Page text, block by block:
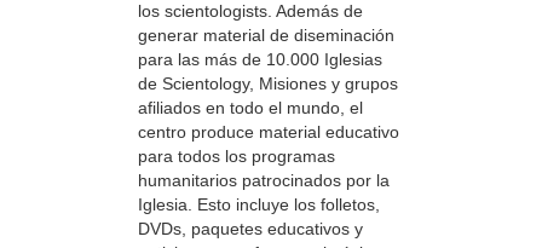
los scientologists. Además de
generar material de diseminación
para las más de 10.000 Iglesias
de Scientology, Misiones y grupos
afiliados en todo el mundo, el
centro produce material educativo
para todos los programas
humanitarios patrocinados por la
Iglesia. Esto incluye los folletos,
DVDs, paquetes educativos y